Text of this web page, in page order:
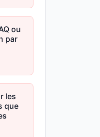
ou
par
les
que